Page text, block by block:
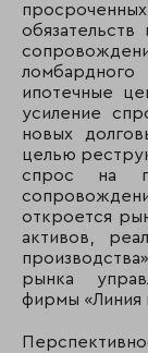
ипотечные
усиление
новых
целью
спрос на
откроется
активов,
рынка
фирмы «Линия